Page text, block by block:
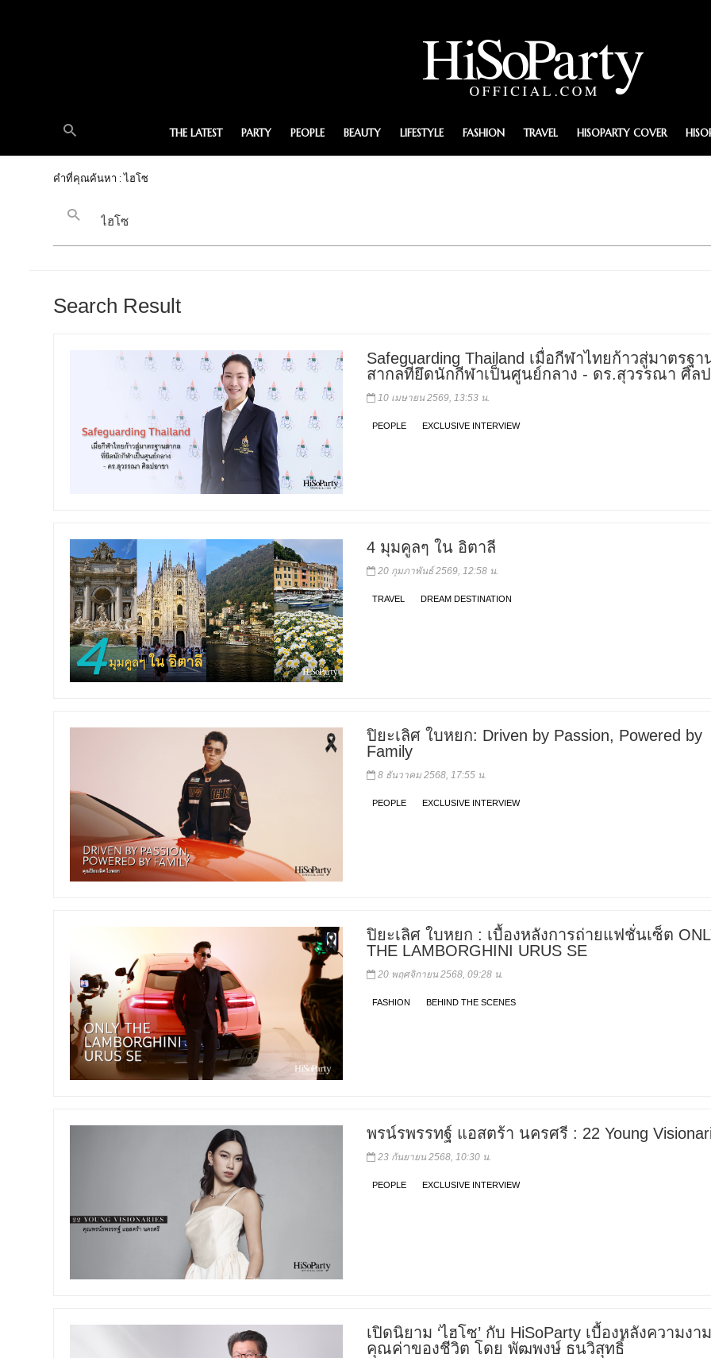
THE LATEST PARTY PEOPLE BEAUTY LIFESTYLE FASHION TRAVEL HISOPARTY COVER
คำที่คุณค้นหา : ไฮโซ
Search Result
Safeguarding Thailand เมื่อกีฬาไทยก้าวสู่มาตรฐา
สากลที่ยึดนักกีฬาเป็นศูนย์กลาง - ดร.สุวรรณา ศิล
10 เมษายน 2569, 13:53 น.
PEOPLE EXCLUSIVE INTERVIEW
4 มุมคูลๆ ใน อิตาลี
20 กุมภาพันธ์ 2569, 12:58 น.
TRAVEL DREAM DESTINATION
ปิยะเลิศ ใบหยก: Driven by Passion, Powered by
Family
8 ธันวาคม 2568, 17:55 น.
PEOPLE EXCLUSIVE INTERVIEW
ปิยะเลิศ ใบหยก : เบื้องหลังการถ่ายแฟชั่นเซ็ต
THE LAMBORGHINI URUS SE
20 พฤศจิกายน 2568, 09:28 น.
FASHION BEHIND THE SCENES
พรน์รพรรทฐ์ แอสตร้า นครศรี : 22 Young
23 กันยายน 2568, 10:30 น.
PEOPLE EXCLUSIVE INTERVIEW
เปิดนิยาม ‘ไฮโซ’ กับ HiSoParty เบื้องหลังความงา
คุณค่าของชีวิต โดย พัฒพงษ์ ธนวิสุทธิ์